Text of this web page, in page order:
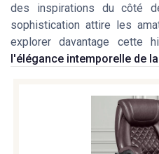
des inspirations du côté
sophistication attire les
explorer davantage cette
l'élégance intemporelle de